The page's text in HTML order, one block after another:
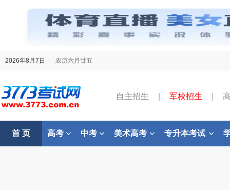
2026年8月7日 农历六月廿五
自主招生 军校招生
首 页 高考 中考 美术高考 专升本考试